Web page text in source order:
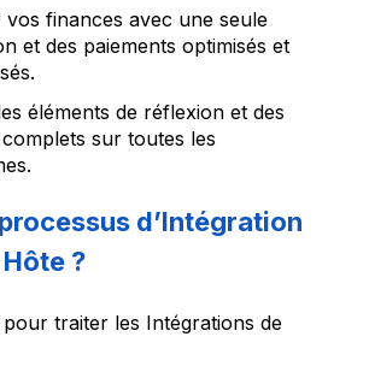
vos finances avec une seule
et des paiements optimisés et
éléments de réflexion et des
sur toutes les
d’Intégration
?
pour traiter les Intégrations de